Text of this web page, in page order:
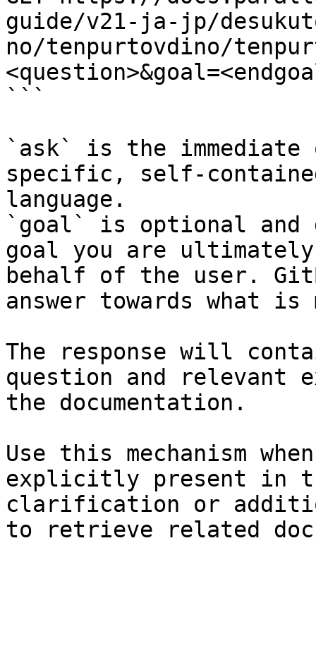
guide/v21-ja-jp/
no/tenpurtovdino/
```
`ask` is the
specific, self-
language.
`goal` is optional and
goal you are
behalf of the user.
answer towards what
The response will
question and relevant
the documentation.
Use this mechanism
explicitly present in
clarification or